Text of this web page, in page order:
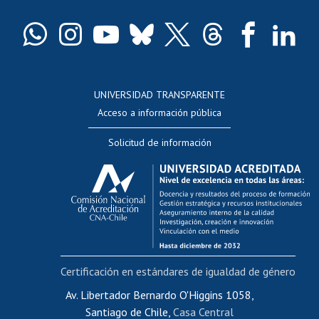
Docentes
Evaluación docente
Calificación académica
Postulación al AUCAI
Funcionarias/os
Cursos internos de capacitación
Bienestar del personal
Portal de movilidad interna
Certificado de renta
Certificado de renta honorarios
UNIVERSIDAD TRANSPARENTE
Acceso a información pública
Solicitud de información
Av. Libertador Bernardo O'Higgins 1058,
Santiago de Chile, Casa Central
Certificación en estándares de igualdad de género